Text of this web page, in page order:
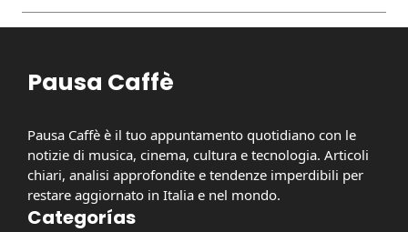
Pausa Caffè
Pausa Caffè è il tuo appuntamento quotidiano con le
notizie di musica, cinema, cultura e tecnologia. Articoli
chiari, analisi approfondite e tendenze imperdibili per
restare aggiornato in Italia e nel mondo.
Categorías